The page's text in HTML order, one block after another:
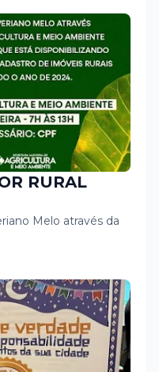
RURAL
Melo através da